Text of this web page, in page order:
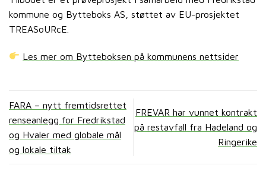
kommune og Bytteboks AS, støttet av EU-prosjektet
TREASoURcE.
Les mer om Bytteboksen på kommunens nettsider
FARA – nytt fremtidsrettet
renseanlegg for Fredrikstad
og Hvaler med globale mål
og lokale tiltak
FREVAR har vunnet kontrakt
på restavfall fra Hadeland og
Ringerike